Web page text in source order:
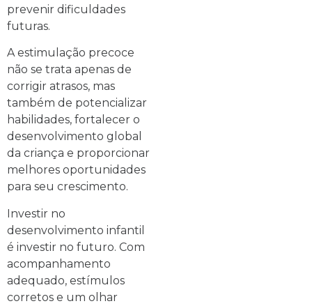
prevenir dificuldades
futuras.
A estimulação precoce
não se trata apenas de
corrigir atrasos, mas
também de potencializar
habilidades, fortalecer o
desenvolvimento global
da criança e proporcionar
melhores oportunidades
para seu crescimento.
Investir no
desenvolvimento infantil
é investir no futuro. Com
acompanhamento
adequado, estímulos
corretos e um olhar